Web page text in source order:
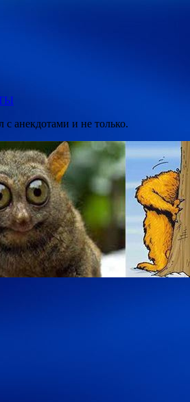
с анекдотами и не только.